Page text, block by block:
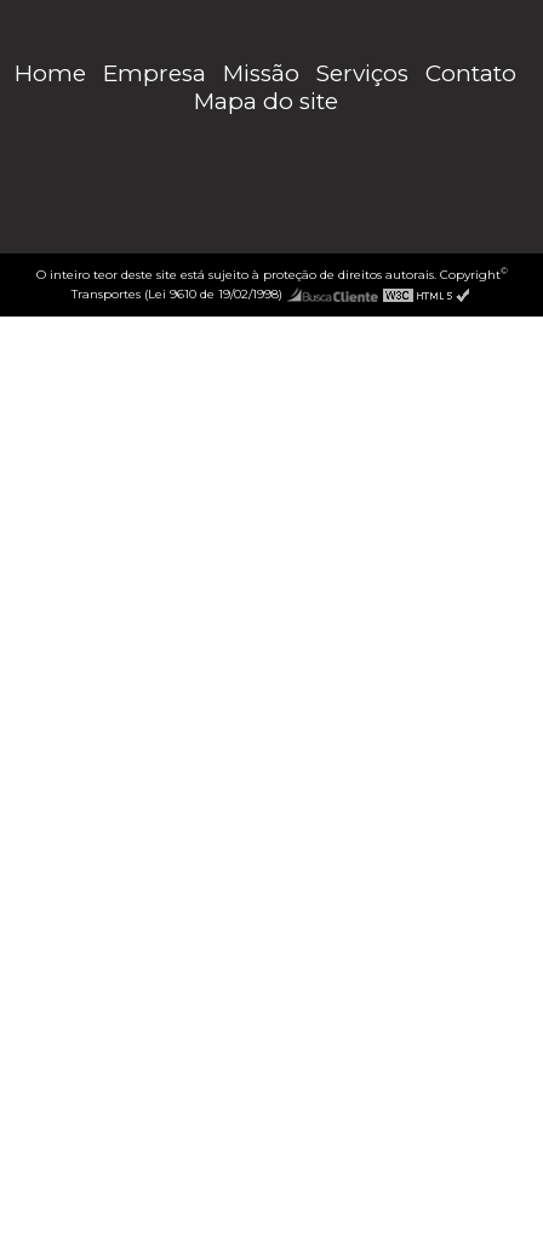
Home Empresa Missão Serviços
Contato
Mapa do site
O inteiro teor deste site está sujeito à proteção de direitos autorais. Copyright©
Transportes (Lei 9610 de 19/02/1998)